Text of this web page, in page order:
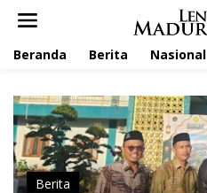
Beranda Berita Nasional
Berita